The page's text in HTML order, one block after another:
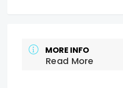
MORE INFO
Read More